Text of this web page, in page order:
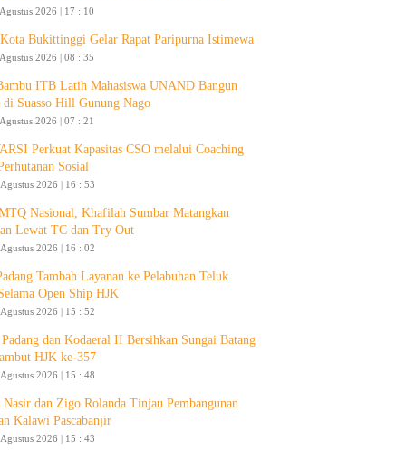
2026 | 17 : 10
Bukittinggi Gelar Rapat Paripurna Istimewa
2026 | 08 : 35
ITB Latih Mahasiswa UNAND Bangun
di Suasso Hill Gunung Nago
2026 | 07 : 21
Perkuat Kapasitas CSO melalui Coaching
Sosial
2026 | 16 : 53
Nasional, Khafilah Sumbar Matangkan
Lewat TC dan Try Out
2026 | 16 : 02
Tambah Layanan ke Pelabuhan Teluk
Open Ship HJK
2026 | 15 : 52
dan Kodaeral II Bersihkan Sungai Batang
HJK ke-357
2026 | 15 : 48
Nasir dan Zigo Rolanda Tinjau Pembangunan
Kalawi Pascabanjir
2026 | 15 : 43